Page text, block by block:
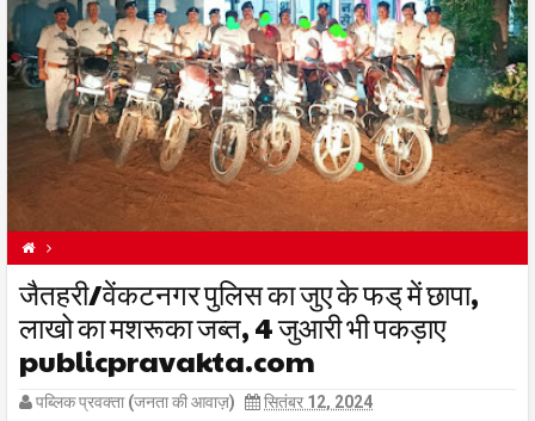
ANUPPUR NEWS BREAKING NEWS FEATURED MP NEWS
जैतहरी/वेंकटनगर पुलिस का जुए के फड् में छापा,
लाखो का मशरूका जब्त, 4 जुआरी भी पकड़ाए
publicpravakta.com
पब्लिक प्रवक्ता (जनता की आवाज़) सितंबर 12, 2024